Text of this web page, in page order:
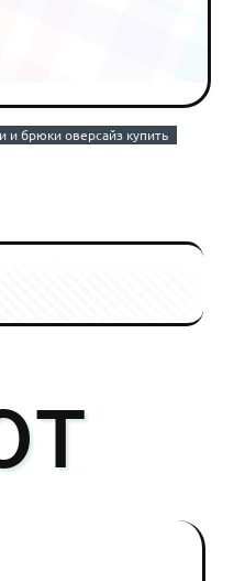
и брюки оверсайз купить